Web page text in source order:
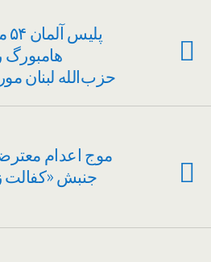
هامبورگ
حزب‌الله لبنان
موج اعدام
جنبش «کفالت